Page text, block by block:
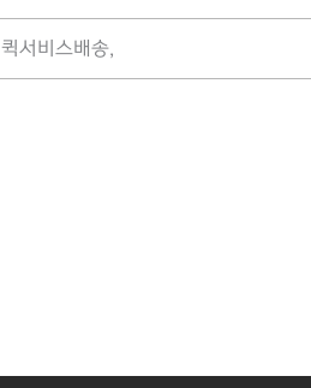
퀵서비스배송,